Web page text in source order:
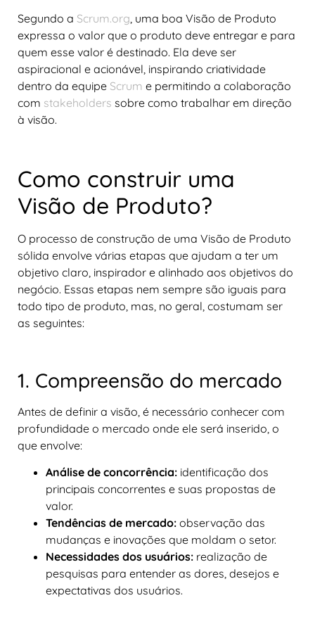
Segundo a Scrum.org, uma boa Visão de Produto
expressa o valor que o produto deve entregar e para
quem esse valor é destinado. Ela deve ser
aspiracional e acionável, inspirando criatividade
dentro da equipe Scrum e permitindo a colaboração
com stakeholders sobre como trabalhar em direção
à visão.
Como construir uma
Visão de Produto?
O processo de construção de uma Visão de Produto
sólida envolve várias etapas que ajudam a ter um
objetivo claro, inspirador e alinhado aos objetivos do
negócio. Essas etapas nem sempre são iguais para
todo tipo de produto, mas, no geral, costumam ser
as seguintes:
1. Compreensão do mercado
Antes de definir a visão, é necessário conhecer com
profundidade o mercado onde ele será inserido, o
que envolve:
Análise de concorrência: identificação dos
principais concorrentes e suas propostas de
valor.
Tendências de mercado: observação das
mudanças e inovações que moldam o setor.
Necessidades dos usuários: realização de
pesquisas para entender as dores, desejos e
expectativas dos usuários.